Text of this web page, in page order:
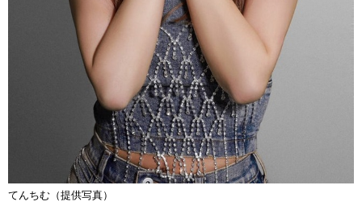
てんちむ（提供写真）